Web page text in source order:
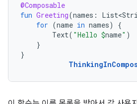
@Composable
fun Greeting(names :
for (name in names)
{
Text( "Hello $name" )
}
}